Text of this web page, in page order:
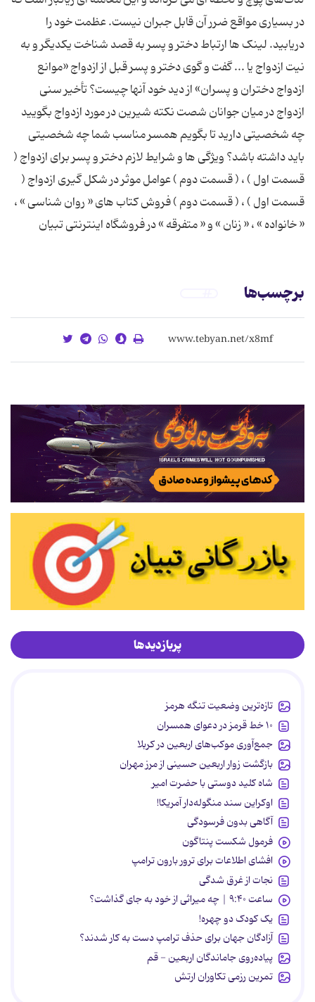
برچسب‌ها
پربازدیدها
تازه‌ترین وضعیت تنگه هرمز
۱۰ خط قرمز در دعوای همسران
جمع‌آوری موکب‌های اربعین در کربلا
بازگشت زوار اربعین حسینی از مرز مهران
شاه کلید دوستی با حضرت امیر
اوکراین سند منگوله‌دار آمریکا!
آگاهی بدون فرسودگی
فرمول شکست پنتاگون
افشای اطلاعات برای ترور بارون ترامپ
نجات از غرق شدگی
ساعت ۹:۴۰ | چه میراثی از خود به جای گذاشت؟
یک کودک دو چهره!
آزادگان جهان برای حذف ترامپ دست به کار شدند؟
پیاده‌روی جاماندگان اربعین - قم
تمرین رزمی تکاوران ارتش